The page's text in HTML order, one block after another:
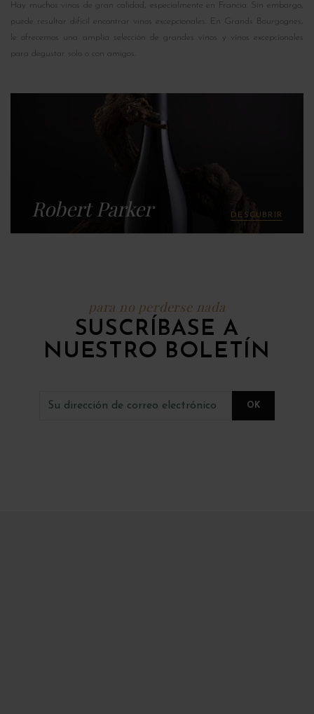
Hay muchos vinos de gran calidad, especialmente en Francia. Sin embargo,
puede resultar difícil encontrar vinos excepcionales. En Grands Bourgognes,
le ofrecemos una amplia selección de grandes vinos y vinos excepcionales
para degustar solo o con amigos.
Robert Parker DESCUBRIR
para no perderse nada
SUSCRÍBASE A
NUESTRO BOLETÍN